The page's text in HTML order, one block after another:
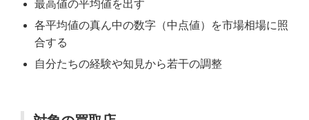
最高値の平均値を出す
各平均値の真ん中の数字（中点値）を市場相場に照
合する
自分たちの経験や知見から若干の調整